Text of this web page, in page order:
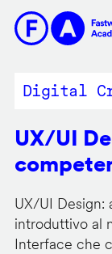
contenuto
Digital
UX/UI
UX/UI
introduttivo al
Interface che